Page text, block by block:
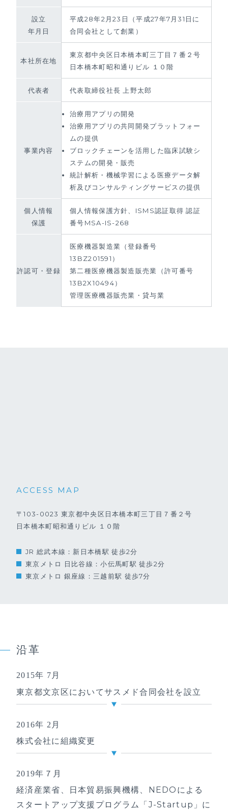
設⽴
年⽉⽇
平成28年2⽉23⽇（平成27年7⽉31⽇に
合同会社として創業）
本社所在地
東京都中央区日本橋本町三丁目７番２号
日本橋本町昭和通りビル １０階
代表者 代表取締役社⻑ 上野太郎
事業内容
治療用アプリの開発
治療用アプリの共同開発プラットフォー
ムの提供
ブロックチェーンを活用した臨床試験シ
ステムの開発・販売
統計解析・機械学習による医療データ解
析及びコンサルティングサービスの提供
個⼈情報
保護
個⼈情報保護⽅針、ISMS認証取得 認証
番号MSA-IS-268
許認可・登録
医療機器製造業（登録番号
13BZ201591）
第二種医療機器製造販売業（許可番号
13B2X10494）
管理医療機器販売業・貸与業
ACCESS MAP
〒103-0023 東京都中央区日本橋本町三丁目７番２号
日本橋本町昭和通りビル １０階
JR 総武本線：新日本橋駅 徒歩2分
東京メトロ 日比谷線：小伝馬町駅 徒歩2分
東京メトロ 銀座線：三越前駅 徒歩7分
沿革
2015年 7⽉
東京都文京区においてサスメド合同会社を設立
2016年 2⽉
株式会社に組織変更
2019年７月
経済産業省、日本貿易振興機構、NEDOによる
スタートアップ支援プログラム「J-Startup」に